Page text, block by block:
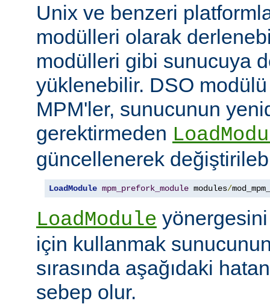
Unix ve benzeri
modülleri olarak
modülleri gibi sunucuya
yüklenebilir. DSO
MPM'ler, sunucunun
gerektirmeden
güncellenerek
LoadModule mpm_prefork_module modules/
LoadModule
için kullanmak
sırasında aşağıdaki
sebep olur.